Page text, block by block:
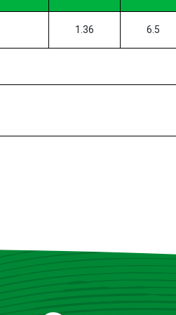
1.36 6.5